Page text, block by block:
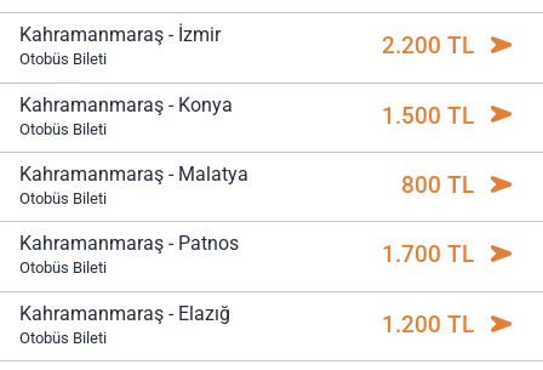
Kahramanmaraş - İzmir
Otobüs Bileti 2.200 TL
Kahramanmaraş - Konya
Otobüs Bileti 1.500 TL
Kahramanmaraş - Malatya
Otobüs Bileti 800 TL
Kahramanmaraş - Patnos
Otobüs Bileti 1.700 TL
Kahramanmaraş - Elazığ
Otobüs Bileti 1.200 TL